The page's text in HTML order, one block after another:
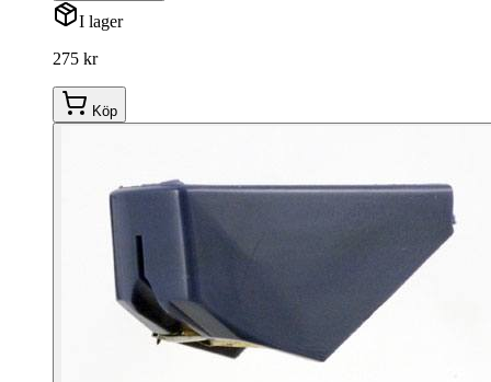
I lager
275 kr
Köp